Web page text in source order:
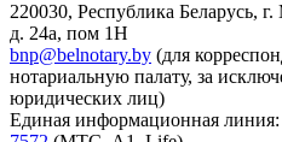
220030, Республика Беларусь,
д. 24а, пом 1Н
bnp@belnotary.by (для
нотариальную палату, за
юридических лиц)
Единая информационная линия: